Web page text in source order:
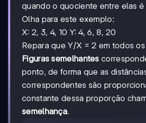
quando o quociente entre elas é
Olha para este exemplo:
X: 2, 3, 4, 10 Y: 4, 6, 8, 20
Repara que Y/X = 2 em todos
Figuras semelhantes
ponto, de forma que as
correspondentes são
constante dessa proporção
semelhança.